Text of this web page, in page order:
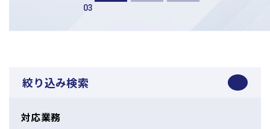
グループ企業一覧
03
絞り込み検索
対応業務